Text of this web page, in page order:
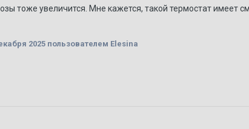
тоже увеличится. Мне кажется, такой термостат имеет
2025 пользователем Elesina